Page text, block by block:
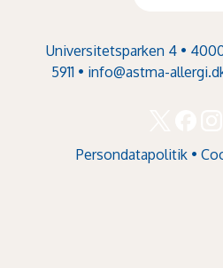
Universitetsparken 4 •
5911 • info@astma-
Persondatapolitik •